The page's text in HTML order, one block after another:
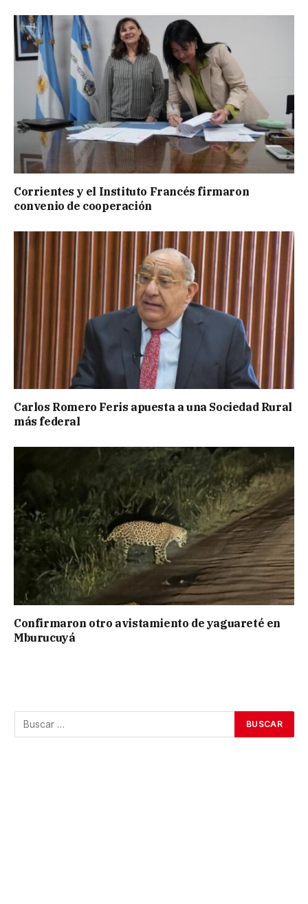
Corrientes y el Instituto Francés firmaron
convenio de cooperación
Carlos Romero Feris apuesta a una Sociedad Rural
más federal
Confirmaron otro avistamiento de yaguareté en
Mburucuyá